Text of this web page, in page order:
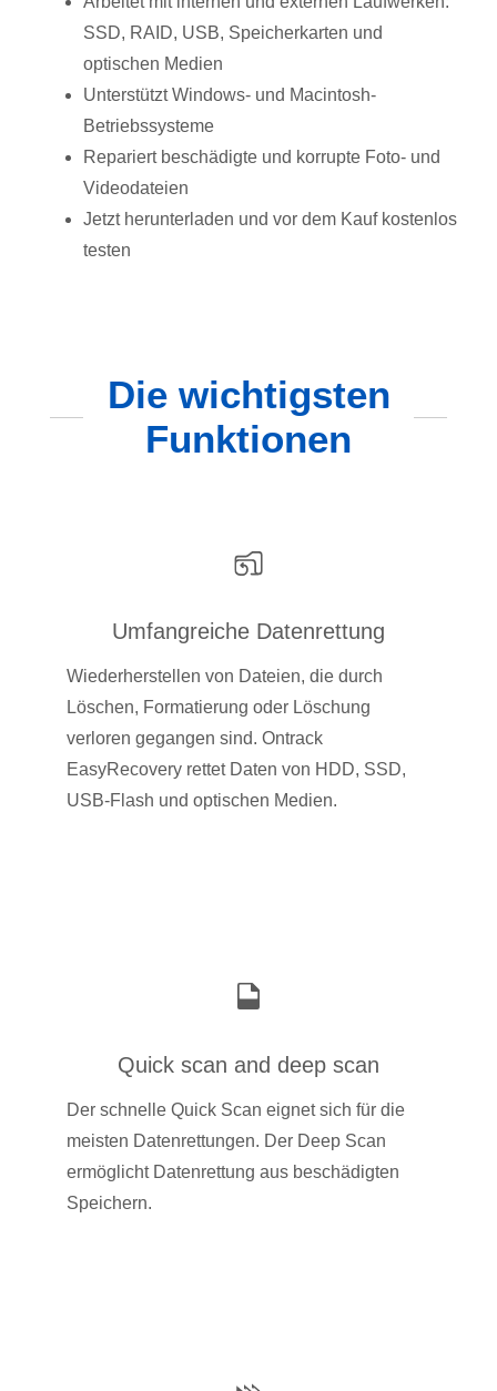
SSD, RAID, USB, Speicherkarten und
optischen Medien
Unterstützt Windows- und Macintosh-
Betriebssysteme
Repariert beschädigte und korrupte Foto- und
Videodateien
Jetzt herunterladen und vor dem Kauf kostenlos
testen
Die wichtigsten
Funktionen
Umfangreiche Datenrettung
Wiederherstellen von Dateien, die durch
Löschen, Formatierung oder Löschung
verloren gegangen sind. Ontrack
EasyRecovery rettet Daten von HDD, SSD,
USB-Flash und optischen Medien.
Quick scan and deep scan
Der schnelle Quick Scan eignet sich für die
meisten Datenrettungen. Der Deep Scan
ermöglicht Datenrettung aus beschädigten
Speichern.